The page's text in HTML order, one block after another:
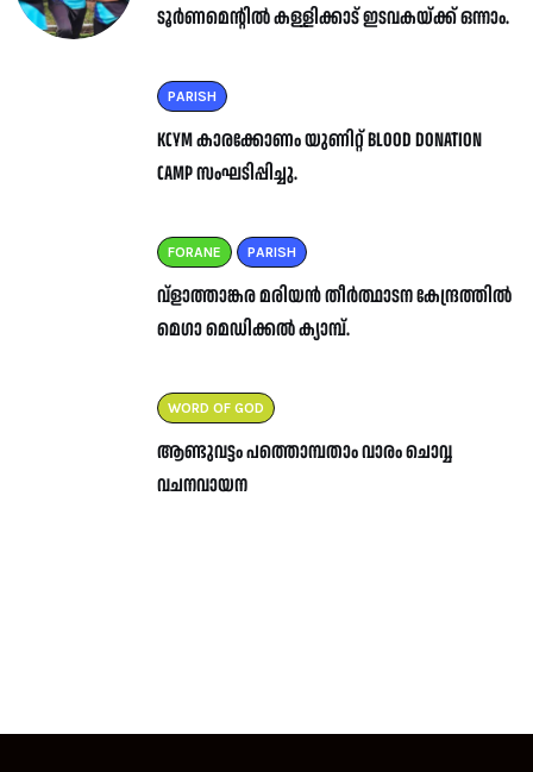
ടൂർണമെന്റിൽ കള്ളിക്കാട് ഇടവകയ്ക്ക് ഒന്നാം.
PARISH
KCYM കാരക്കോണം യുണിറ്റ് BLOOD DONATION
CAMP സംഘടിപ്പിച്ചു.
FORANE PARISH
വ്ളാത്താങ്കര മരിയൻ തീർത്ഥാടന കേന്ദ്രത്തിൽ
മെഗാ മെഡിക്കൽ ക്യാമ്പ്.
WORD OF GOD
ആണ്ടുവട്ടം പത്തൊമ്പതാം വാരം ചൊവ്വ
വചനവായന